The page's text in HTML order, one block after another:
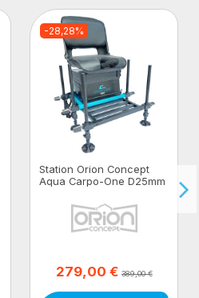
-28,28%
Station Orion Concept
Aqua Carpo-One D25mm
Lock Bloc Talon EVA...
279,00 € 389,00 €